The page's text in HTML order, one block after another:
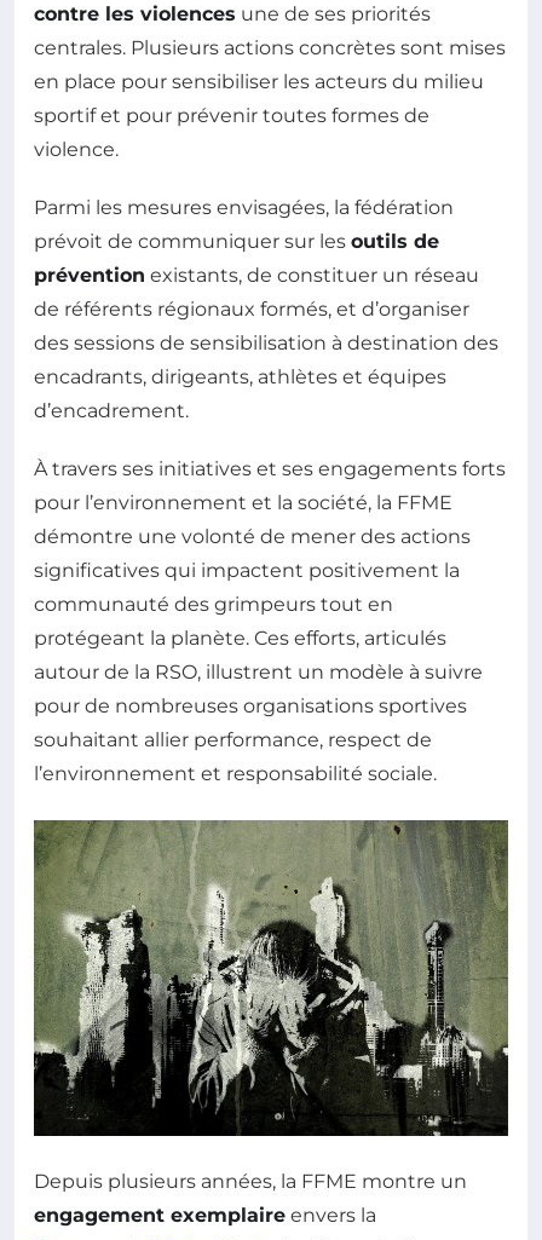
contre les violences une de ses priorités
centrales. Plusieurs actions concrètes sont mises
en place pour sensibiliser les acteurs du milieu
sportif et pour prévenir toutes formes de
violence.
Parmi les mesures envisagées, la fédération
prévoit de communiquer sur les outils de
prévention existants, de constituer un réseau
de référents régionaux formés, et d’organiser
des sessions de sensibilisation à destination des
encadrants, dirigeants, athlètes et équipes
d’encadrement.
À travers ses initiatives et ses engagements forts
pour l’environnement et la société, la FFME
démontre une volonté de mener des actions
significatives qui impactent positivement la
communauté des grimpeurs tout en
protégeant la planète. Ces efforts, articulés
autour de la RSO, illustrent un modèle à suivre
pour de nombreuses organisations sportives
souhaitant allier performance, respect de
l’environnement et responsabilité sociale.
Depuis plusieurs années, la FFME montre un
engagement exemplaire envers la